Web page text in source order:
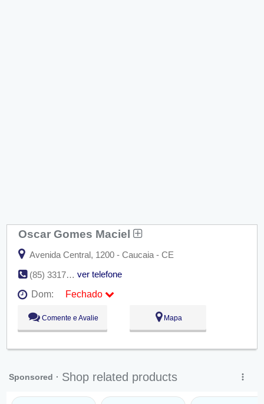
Oscar Gomes Maciel
Avenida Central, 1200 - Caucaia - CE
(85) 3317-1152
ver telefone
Dom:
Fechado
Seg:
Ter:
09:00 - 18:00
Qua:
09:00 - 18:00
Sex:
09:00 - 18:00
Dom:
Fechado
Comente e Avalie Mapa